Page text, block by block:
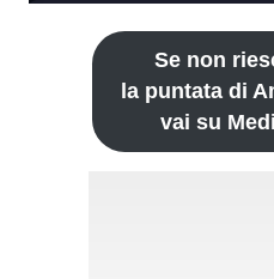
Se non
la puntata di
vai su